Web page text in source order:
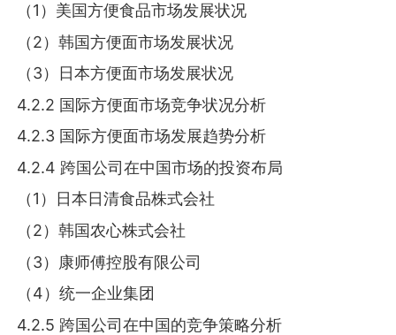
（1）美国方便食品市场发展状况
（2）韩国方便面市场发展状况
（3）日本方便面市场发展状况
4.2.2 国际方便面市场竞争状况分析
4.2.3 国际方便面市场发展趋势分析
4.2.4 跨国公司在中国市场的投资布局
（1）日本日清食品株式会社
（2）韩国农心株式会社
（3）康师傅控股有限公司
（4）统一企业集团
4.2.5 跨国公司在中国的竞争策略分析